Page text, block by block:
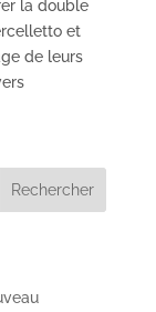
la double
et
de leurs
Rechercher